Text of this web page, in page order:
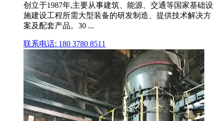
创立于1987年,主要从事建筑、能源、交通等国家基础设
施建设工程所需大型装备的研发制造、提供技术解决方
案及配套产品。30 ...
联系电话: 180 3780 8511